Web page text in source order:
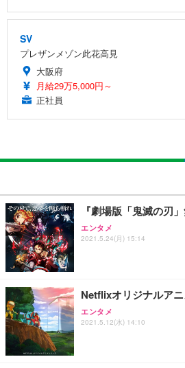
SV
プレザンメゾン此花高見
大阪府
月給29万5,000円～
正社員
『劇場版「鬼滅の刃
エンタメ
2021.5.24(月) 15:14
Netflixオリジナルア
エンタメ
2021.5.12(水) 14:10